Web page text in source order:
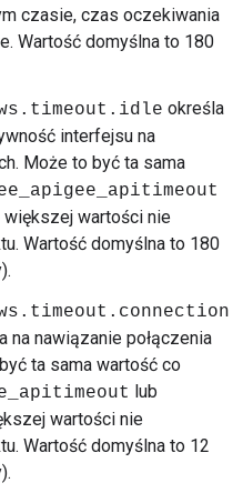
czasie, czas oczekiwania
Wartość domyślna to 180
określa
interfejsu na
Może to być ta sama
wartości nie
Wartość domyślna to 180
nawiązanie połączenia
ta sama wartość co
lub
wartości nie
Wartość domyślna to 12